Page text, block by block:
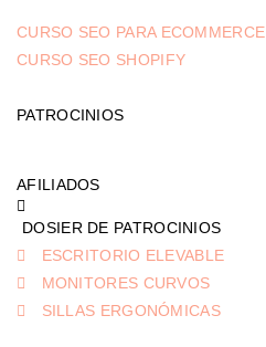
CURSO SEO PARA ECOMMERCE
CURSO SEO SHOPIFY
PATROCINIOS
AFILIADOS
DOSIER DE PATROCINIOS
ESCRITORIO ELEVABLE
MONITORES CURVOS
SILLAS ERGONÓMICAS